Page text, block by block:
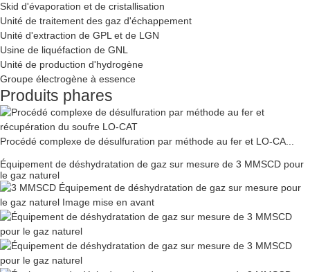
Skid d'évaporation et de cristallisation
Unité de traitement des gaz d'échappement
Unité d'extraction de GPL et de LGN
Usine de liquéfaction de GNL
Unité de production d'hydrogène
Groupe électrogène à essence
Produits phares
Procédé complexe de désulfuration par méthode au fer et LO-CA...
Équipement de déshydratation de gaz sur mesure de 3 MMSCD pour
le gaz naturel